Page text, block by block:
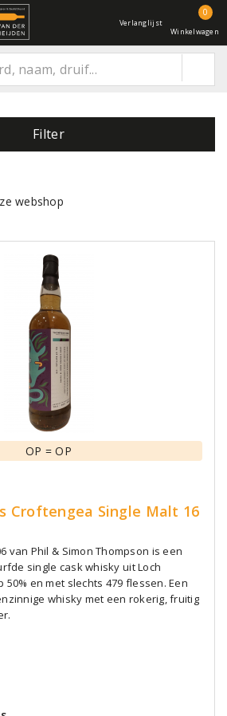
Verlanglijst
0
Winkelwagen
Filter
OP = OP
Croftengea Single Malt 16
van Phil & Simon Thompson is een
single cask whisky uit Loch
50% en met slechts 479 flessen. Een
whisky met een rokerig, fruitig